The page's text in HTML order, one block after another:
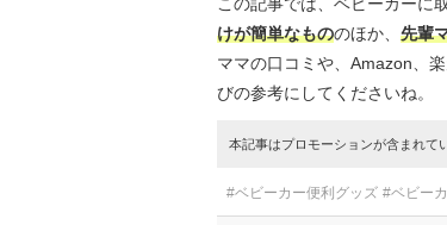
けが簡単なもののほか、 先輩
ママの口コミや、Amazon、
びの参考にしてくださいね。
本記事はプロモーションが含まれて
#ベビーカー便利グッズ #ベビー